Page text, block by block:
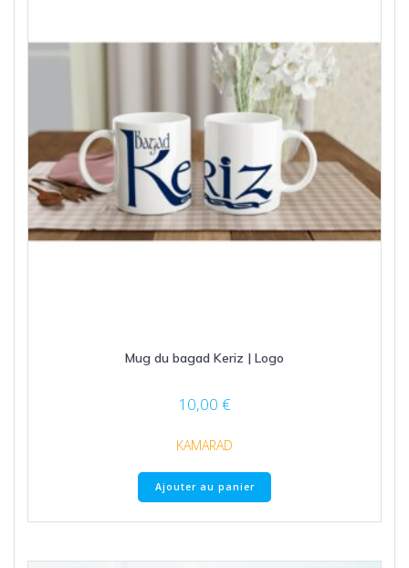
choisies
sur
la
page
du
produit
Mug du bagad Keriz | Logo
10,00 €
KAMARAD
Ajouter au panier